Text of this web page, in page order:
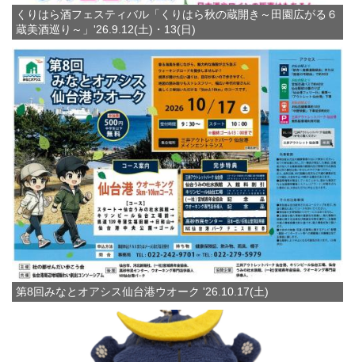
くりはら酒フェスティバル「くりはら秋の蔵開き～田園広がる６
蔵美酒巡り～」'26.9.12(土)・13(日)
第8回みなとオアシス仙台港ウオーク '26.10.17(土)